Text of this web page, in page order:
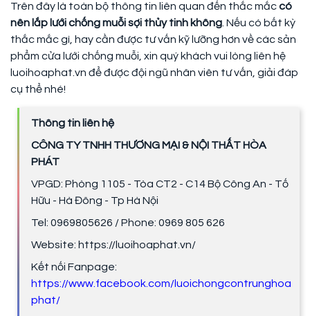
Trên đây là toàn bộ thông tin liên quan đến thắc mắccó
nên lắp lưới chống muỗi sợi thủy tinh không. Nếu có bất kỳ
thắc mắc gì, hay cần được tư vấn kỹ lưỡng hơn về các sản
phẩm cửa lưới chống muỗi, xin quý khách vui lòng liên hệ
luoihoaphat.vn để được đội ngũ nhân viên tư vấn, giải đáp
cụ thể nhé!
Thông tin liên hệ
CÔNG TY TNHH THƯƠNG MẠI & NỘI THẤT HÒA
PHÁT
VPGD: Phòng 1105 - Tòa CT2 - C14 Bộ Công An - Tố
Hữu - Hà Đông - Tp Hà Nội
Tel: 0969805626 / Phone: 0969 805 626
Website: https://luoihoaphat.vn/
Kết nối Fanpage:
https://www.facebook.com/luoichongcontrunghoa
phat/